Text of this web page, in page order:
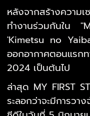
หลังจากสร้างควา
ทำงานร่วมกันใน
'Kimetsu no
ออกอากาศตอนแร
2024 เป็นต้นไป
ล่าสุด MY FIRST
ระลอกว่าจะมีการว